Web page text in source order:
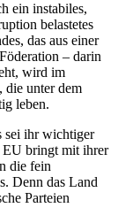
ein instabiles,
belastetes
das aus einer
– darin
wird im
die unter dem
leben.
sei ihr wichtiger
EU bringt mit ihrer
die fein
Denn das Land
Parteien